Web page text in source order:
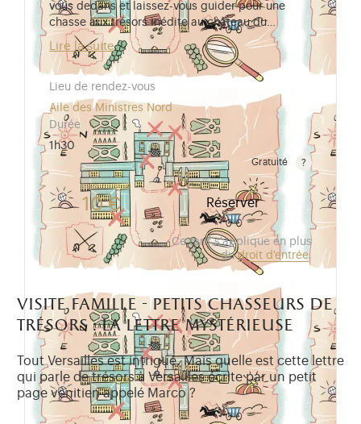
vous dedans et laissez-vous guider pour une
chasse aux trésors inédite au château du…
Lire la suite
Lieu de rendez-vous
Aile des Ministres Nord
Durée
1h30
Gratuité
Gratuit pour les enfants de moins de 10 ans.Tarif
10 € Réserver
Ce tarif s'applique en plus
dudroit d'entrée.
visite famille - petits chasseurs de
trésors : la lettre mystérieuse
Tout Versailles est intrigué. Mais quelle est cette lettre
qui parle de trésors à Versailles écrite par un petit
page vénitien appelé Marco ?